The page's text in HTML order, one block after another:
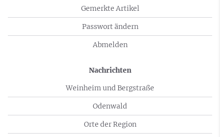
Gemerkte Artikel
Passwort ändern
Abmelden
Nachrichten
Weinheim und Bergstraße
Odenwald
Orte der Region